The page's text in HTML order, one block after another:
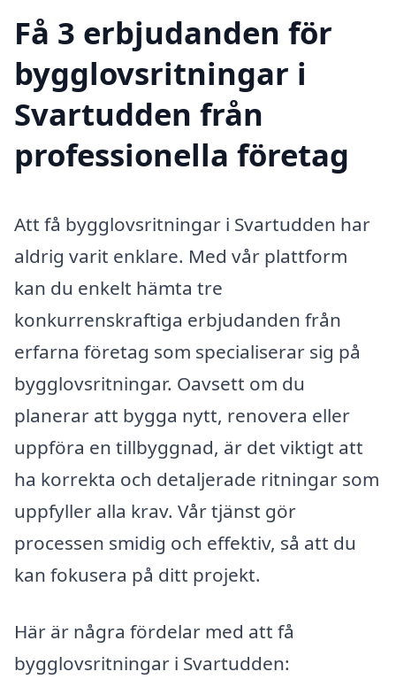
Få 3 erbjudanden för
bygglovsritningar i
Svartudden från
professionella företag
Att få bygglovsritningar i Svartudden har
aldrig varit enklare. Med vår plattform
kan du enkelt hämta tre
konkurrenskraftiga erbjudanden från
erfarna företag som specialiserar sig på
bygglovsritningar. Oavsett om du
planerar att bygga nytt, renovera eller
uppföra en tillbyggnad, är det viktigt att
ha korrekta och detaljerade ritningar som
uppfyller alla krav. Vår tjänst gör
processen smidig och effektiv, så att du
kan fokusera på ditt projekt.
Här är några fördelar med att få
bygglovsritningar i Svartudden: